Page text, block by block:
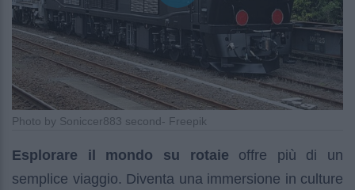
Photo by Soniccer883 second- Freepik
Esplorare il mondo su rotaie offre più di un
semplice viaggio. Diventa una immersione in culture